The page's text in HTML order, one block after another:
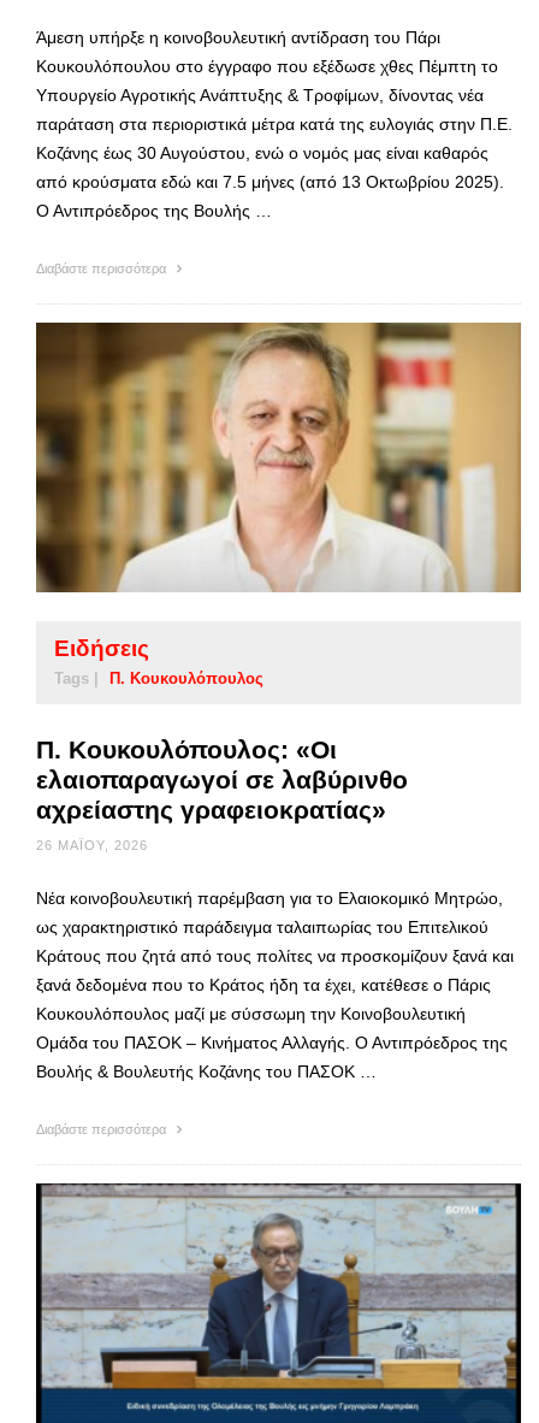
Άμεση υπήρξε η κοινοβουλευτική αντίδραση του Πάρι
Κουκουλόπουλου στο έγγραφο που εξέδωσε χθες Πέμπτη το
Υπουργείο Αγροτικής Ανάπτυξης & Τροφίμων, δίνοντας νέα
παράταση στα περιοριστικά μέτρα κατά της ευλογιάς στην Π.Ε.
Κοζάνης έως 30 Αυγούστου, ενώ ο νομός μας είναι καθαρός
από κρούσματα εδώ και 7.5 μήνες (από 13 Οκτωβρίου 2025).
Ο Αντιπρόεδρος της Βουλής …
Διαβάστε περισσότερα
Ειδήσεις
Tags | Π. Κουκουλόπουλος
Π. Κουκουλόπουλος: «Οι
ελαιοπαραγωγοί σε λαβύρινθο
αχρείαστης γραφειοκρατίας»
26 ΜΑΪ́ΟΥ, 2026
Νέα κοινοβουλευτική παρέμβαση για το Ελαιοκομικό Μητρώο,
ως χαρακτηριστικό παράδειγμα ταλαιπωρίας του Επιτελικού
Κράτους που ζητά από τους πολίτες να προσκομίζουν ξανά και
ξανά δεδομένα που το Κράτος ήδη τα έχει, κατέθεσε ο Πάρις
Κουκουλόπουλος μαζί με σύσσωμη την Κοινοβουλευτική
Ομάδα του ΠΑΣΟΚ – Κινήματος Αλλαγής. Ο Αντιπρόεδρος της
Βουλής & Βουλευτής Κοζάνης του ΠΑΣΟΚ …
Διαβάστε περισσότερα